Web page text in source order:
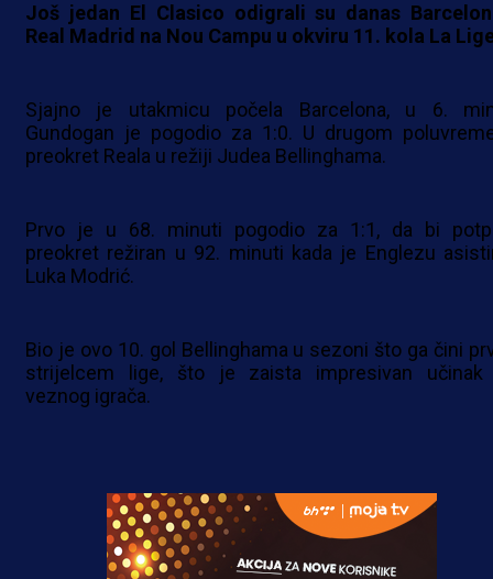
Još jedan El Clasico odigrali su danas
Real Madrid na Nou Campu u okviru 11. kola La
Sjajno je utakmicu počela Barcelona, u 6.
Gundogan je pogodio za 1:0. U drugom
preokret Reala u režiji Judea Bellinghama.
Prvo je u 68. minuti pogodio za 1:1, da bi
preokret režiran u 92. minuti kada je Englezu
Luka Modrić.
Bio je ovo 10. gol Bellinghama u sezoni što ga čini
strijelcem lige, što je zaista impresivan učinak
veznog igrača.